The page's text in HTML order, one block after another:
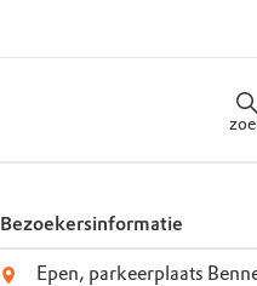
Bezoekersinformatie
Epen, parkeerplaats